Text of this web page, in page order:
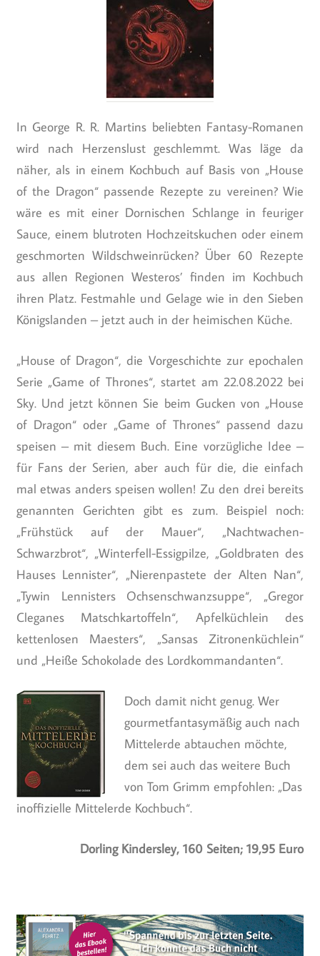
In George R. R. Martins beliebten Fantasy-Romanen
wird nach Herzenslust geschlemmt. Was läge da
näher, als in einem Kochbuch auf Basis von „House
of the Dragon“ passende Rezepte zu vereinen? Wie
wäre es mit einer Dornischen Schlange in feuriger
Sauce, einem blutroten Hochzeitskuchen oder einem
geschmorten Wildschweinrücken? Über 60 Rezepte
aus allen Regionen Westeros’ finden im Kochbuch
ihren Platz. Festmahle und Gelage wie in den Sieben
Königslanden – jetzt auch in der heimischen Küche.
„House of Dragon“, die Vorgeschichte zur epochalen
Serie „Game of Thrones“, startet am 22.08.2022 bei
Sky. Und jetzt können Sie beim Gucken von „House
of Dragon“ oder „Game of Thrones“ passend dazu
speisen – mit diesem Buch. Eine vorzügliche Idee –
für Fans der Serien, aber auch für die, die einfach
mal etwas anders speisen wollen! Zu den drei bereits
genannten Gerichten gibt es zum. Beispiel noch:
„Frühstück auf der Mauer“, „Nachtwachen-
Schwarzbrot“, „Winterfell-Essigpilze, „Goldbraten des
Hauses Lennister“, „Nierenpastete der Alten Nan“,
„Tywin Lennisters Ochsenschwanzsuppe“, „Gregor
Cleganes Matschkartoffeln“, Apfelküchlein des
kettenlosen Maesters“, „Sansas Zitronenküchlein“
und „Heiße Schokolade des Lordkommandanten“.
Doch damit nicht genug. Wer
gourmetfantasymäßig auch nach
Mittelerde abtauchen möchte,
dem sei auch das weitere Buch
von Tom Grimm empfohlen: „Das
inoffizielle Mittelerde Kochbuch“.
Dorling Kindersley, 160 Seiten; 19,95 Euro